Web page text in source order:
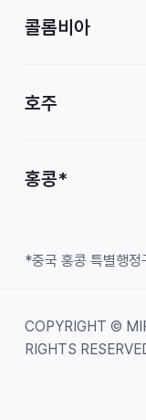
콜롬비아
호주
홍콩*
*중국 홍콩 특별행정
COPYRIGHT ©
RIGHTS